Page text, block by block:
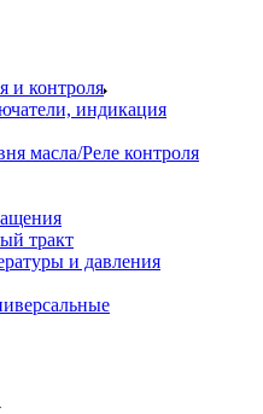
и контроля
индикация
масла/Реле контроля
тракт
и давления